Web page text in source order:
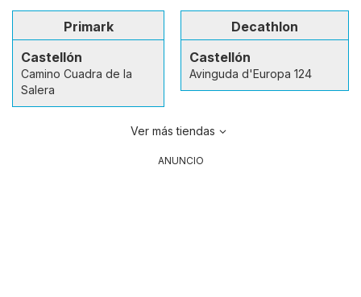
Primark
Castellón
Camino Cuadra de la
Salera
Decathlon
Castellón
Avinguda d'Europa 124
Ver más tiendas
ANUNCIO